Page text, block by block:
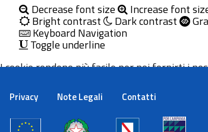
Decrease font size Increase font
Bright contrast Dark contrast
Keyboard Navigation
Toggle underline
Privacy Note Legali Contatti
I cookie rendono più facile per noi fornirti i